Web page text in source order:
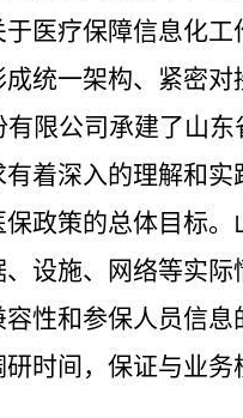
医疗保障信息化
统一架构、紧密
有限公司承建了山
着深入的理解和
政策的总体目标
设施、网络等实
性和参保人员信
时间，保证与业